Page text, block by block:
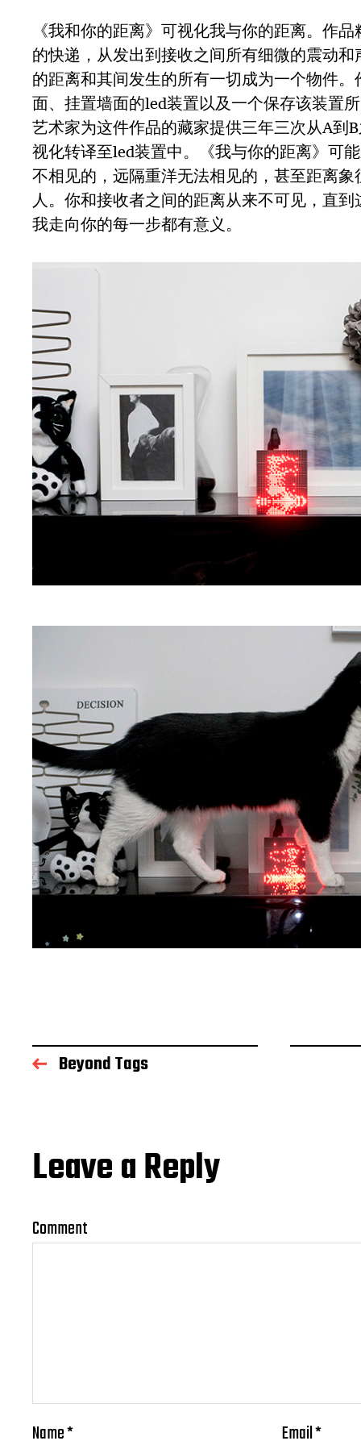
《我和你的距离》可视化我与你的距离。作
的快递，从发出到接收之间所有细微的震动
的距离和其间发生的所有一切成为一个物件
面、挂置墙面的led装置以及一个保存该装置
艺术家为这件作品的藏家提供三年三次从A到
视化转译至led装置中。《我与你的距离》可
不相见的，远隔重洋无法相见的，甚至距离
人。你和接收者之间的距离从来不可见，直
我走向你的每一步都有意义。
Beyond Tags
Leave a Reply
Comment
Name* Email*